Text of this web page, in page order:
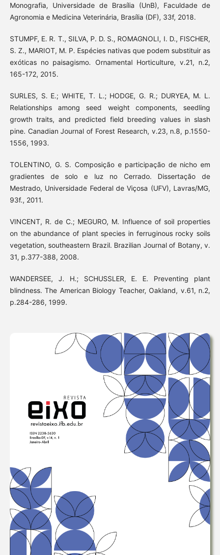
Monografia, Universidade de Brasília (UnB), Faculdade de
Agronomia e Medicina Veterinária, Brasília (DF), 33f, 2018.
STUMPF, E. R. T., SILVA, P. D. S., ROMAGNOLI, I. D., FISCHER,
S. Z., MARIOT, M. P. Espécies nativas que podem substituir as
exóticas no paisagismo. Ornamental Horticulture, v.21, n.2,
165-172, 2015.
SURLES, S. E.; WHITE, T. L.; HODGE, G. R.; DURYEA, M. L.
Relationships among seed weight components, seedling
growth traits, and predicted field breeding values in slash
pine. Canadian Journal of Forest Research, v.23, n.8, p.1550-
1556, 1993.
TOLENTINO, G. S. Composição e participação de nicho em
gradientes de solo e luz no Cerrado. Dissertação de
Mestrado, Universidade Federal de Viçosa (UFV), Lavras/MG,
93f., 2011.
VINCENT, R. de C.; MEGURO, M. Influence of soil properties
on the abundance of plant species in ferruginous rocky soils
vegetation, southeastern Brazil. Brazilian Journal of Botany, v.
31, p.377-388, 2008.
WANDERSEE, J. H.; SCHUSSLER, E. E. Preventing plant
blindness. The American Biology Teacher, Oakland, v.61, n.2,
p.284-286, 1999.